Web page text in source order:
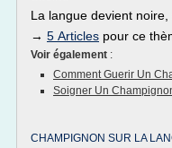
La langue devient noire,
→ 5 Articles pour ce
Voir également :
Comment Guerir Un
Soigner Un
CHAMPIGNON SUR LA